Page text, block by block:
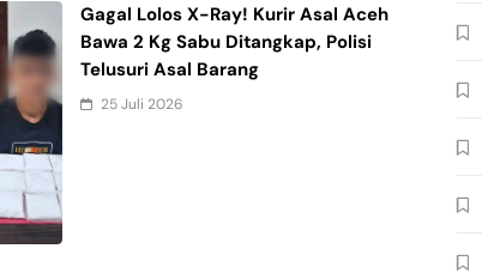
Gagal Lolos X-Ray! Kurir Asal Aceh
Bawa 2 Kg Sabu Ditangkap, Polisi
Telusuri Asal Barang
25 Juli 2026